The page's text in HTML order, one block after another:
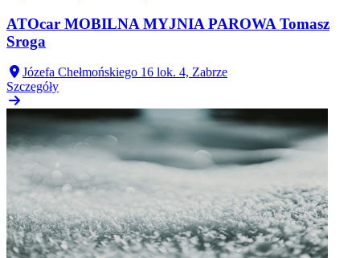
ATOcar MOBILNA MYJNIA PAROWA Tomasz
Sroga
Józefa Chełmońskiego 16 lok. 4, Zabrze
Szczegóły